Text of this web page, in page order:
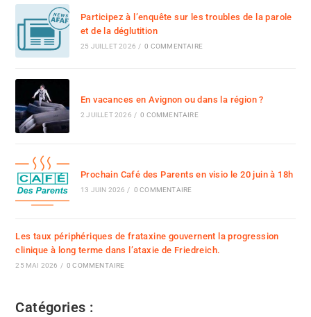
Participez à l’enquête sur les troubles de la parole
et de la déglutition
25 JUILLET 2026 / 0 COMMENTAIRE
En vacances en Avignon ou dans la région ?
2 JUILLET 2026 / 0 COMMENTAIRE
Prochain Café des Parents en visio le 20 juin à 18h
13 JUIN 2026 / 0 COMMENTAIRE
Les taux périphériques de frataxine gouvernent la progression
clinique à long terme dans l’ataxie de Friedreich.
25 MAI 2026 / 0 COMMENTAIRE
Catégories :